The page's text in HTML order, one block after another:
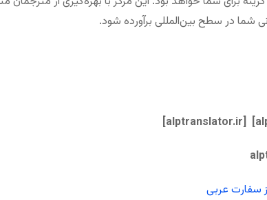
شما در سطح بین‌المللی برآورده شود.
[alptranslator.ir]
سفارت عربی